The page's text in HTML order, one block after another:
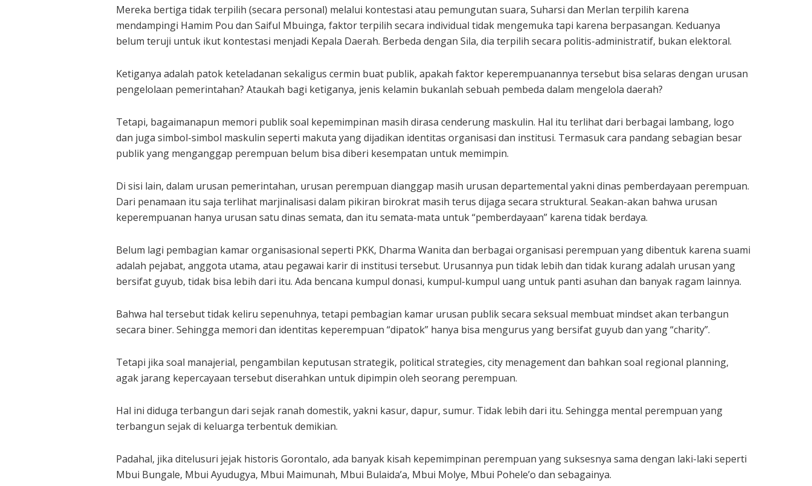
Mereka bertiga tidak terpilih (secara personal) melalui kontestasi atau pemungutan suara, Suharsi dan Merlan terpilih karena
mendampingi Hamim Pou dan Saiful Mbuinga, faktor terpilih secara individual tidak mengemuka tapi karena berpasangan. Keduanya
belum teruji untuk ikut kontestasi menjadi Kepala Daerah. Berbeda dengan Sila, dia terpilih secara politis-administratif, bukan elektoral.
Ketiganya adalah patok keteladanan sekaligus cermin buat publik, apakah faktor keperempuanannya tersebut bisa selaras dengan urusan
pengelolaan pemerintahan? Ataukah bagi ketiganya, jenis kelamin bukanlah sebuah pembeda dalam mengelola daerah?
Tetapi, bagaimanapun memori publik soal kepemimpinan masih dirasa cenderung maskulin. Hal itu terlihat dari berbagai lambang, logo
dan juga simbol-simbol maskulin seperti makuta yang dijadikan identitas organisasi dan institusi. Termasuk cara pandang sebagian besar
publik yang menganggap perempuan belum bisa diberi kesempatan untuk memimpin.
Di sisi lain, dalam urusan pemerintahan, urusan perempuan dianggap masih urusan departemental yakni dinas pemberdayaan perempuan.
Dari penamaan itu saja terlihat marjinalisasi dalam pikiran birokrat masih terus dijaga secara struktural. Seakan-akan bahwa urusan
keperempuanan hanya urusan satu dinas semata, dan itu semata-mata untuk “pemberdayaan” karena tidak berdaya.
Belum lagi pembagian kamar organisasional seperti PKK, Dharma Wanita dan berbagai organisasi perempuan yang dibentuk karena suami
adalah pejabat, anggota utama, atau pegawai karir di institusi tersebut. Urusannya pun tidak lebih dan tidak kurang adalah urusan yang
bersifat guyub, tidak bisa lebih dari itu. Ada bencana kumpul donasi, kumpul-kumpul uang untuk panti asuhan dan banyak ragam lainnya.
Bahwa hal tersebut tidak keliru sepenuhnya, tetapi pembagian kamar urusan publik secara seksual membuat mindset akan terbangun
secara biner. Sehingga memori dan identitas keperempuan “dipatok” hanya bisa mengurus yang bersifat guyub dan yang “charity”.
Tetapi jika soal manajerial, pengambilan keputusan strategik, political strategies, city menagement dan bahkan soal regional planning,
agak jarang kepercayaan tersebut diserahkan untuk dipimpin oleh seorang perempuan.
Hal ini diduga terbangun dari sejak ranah domestik, yakni kasur, dapur, sumur. Tidak lebih dari itu. Sehingga mental perempuan yang
terbangun sejak di keluarga terbentuk demikian.
Padahal, jika ditelusuri jejak historis Gorontalo, ada banyak kisah kepemimpinan perempuan yang suksesnya sama dengan laki-laki seperti
Mbui Bungale, Mbui Ayudugya, Mbui Maimunah, Mbui Bulaida’a, Mbui Molye, Mbui Pohele’o dan sebagainya.